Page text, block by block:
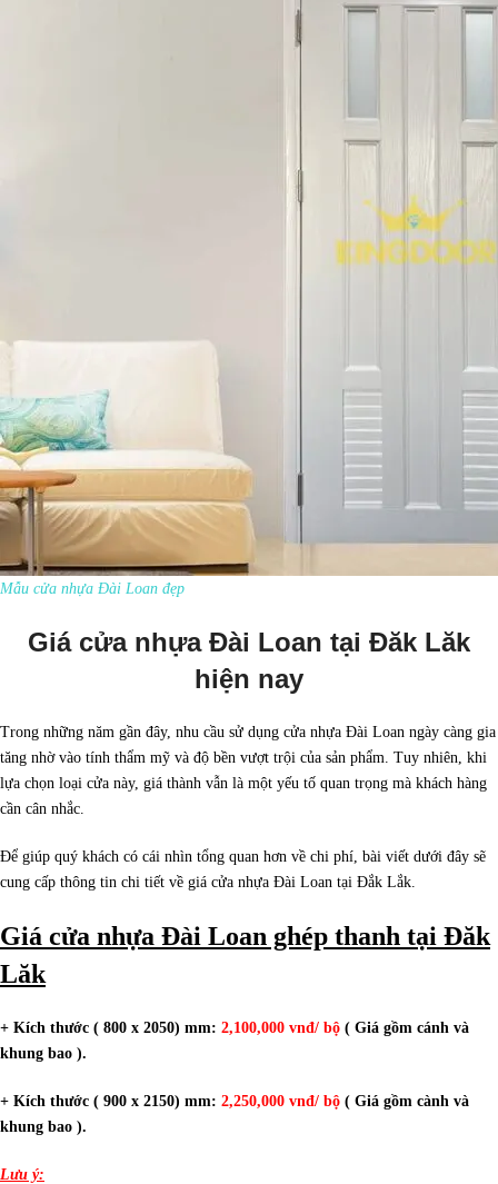
Mẫu cửa nhựa Đài Loan đẹp
Giá cửa nhựa Đài Loan tại Đăk Lăk
hiện nay
Trong những năm gần đây, nhu cầu sử dụng cửa nhựa Đài Loan ngày càng gia
tăng nhờ vào tính thẩm mỹ và độ bền vượt trội của sản phẩm. Tuy nhiên, khi
lựa chọn loại cửa này, giá thành vẫn là một yếu tố quan trọng mà khách hàng
cần cân nhắc.
Để giúp quý khách có cái nhìn tổng quan hơn về chi phí, bài viết dưới đây sẽ
cung cấp thông tin chi tiết về giá cửa nhựa Đài Loan tại Đắk Lắk.
Giá cửa nhựa Đài Loan ghép thanh tại Đăk
Lăk
+ Kích thước ( 800 x 2050) mm: 2,100,000 vnđ/ bộ ( Giá gồm cánh và
khung bao ).
+ Kích thước ( 900 x 2150) mm: 2,250,000 vnđ/ bộ ( Giá gồm cành và
khung bao ).
Lưu ý: